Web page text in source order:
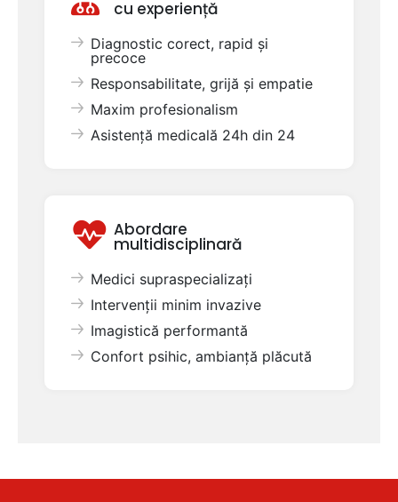
cu experiență
Diagnostic corect, rapid și
precoce
Responsabilitate, grijă și empatie
Maxim profesionalism
Asistență medicală 24h din 24
Abordare
multidisciplinară
Medici supraspecializați
Intervenții minim invazive
Imagistică performantă
Confort psihic, ambianță plăcută